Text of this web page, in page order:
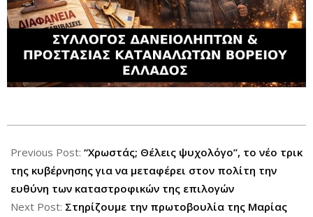
12-
31
Previous Post: “Χρωστάς; Θέλεις ψυχολόγο”, το νέο τρικ
της κυβέρνησης για να μεταφέρει στον πολίτη την
ευθύνη των καταστροφικών της επιλογών
Next Post: Στηρίζουμε την πρωτοβουλία της Μαρίας